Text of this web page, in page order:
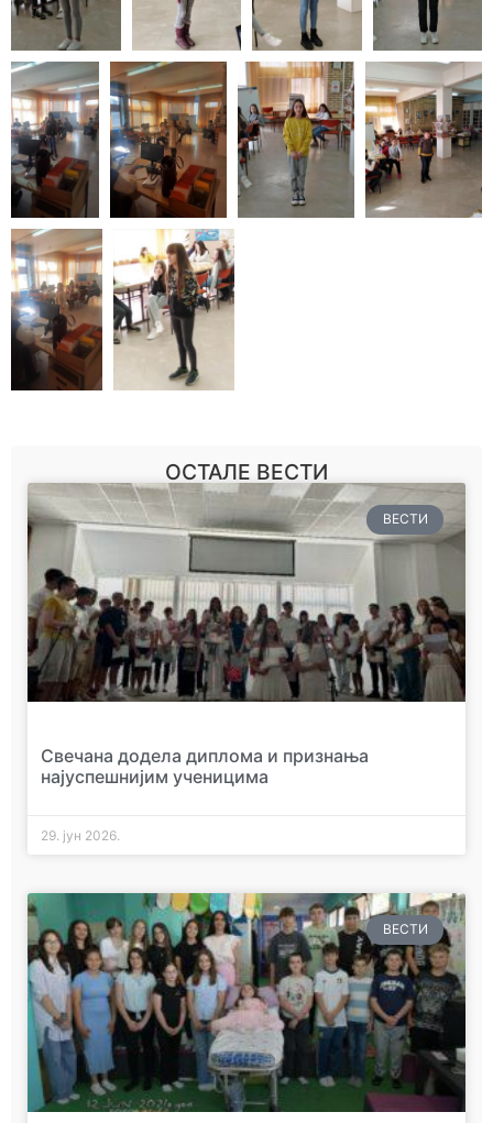
ОСТАЛЕ ВЕСТИ
ВЕСТИ
Свечана додела диплома и признања
најуспешнијим ученицима
29. јун 2026.
ВЕСТИ